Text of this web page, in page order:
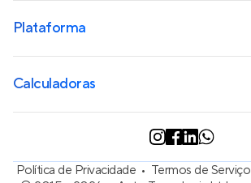
Plataforma
Calculadoras
Política de Privacidade Termos de Serviço